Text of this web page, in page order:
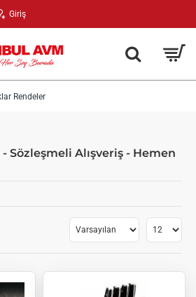
Giriş
Rendeler
Sözleşmeli Alışveriş - Hemen